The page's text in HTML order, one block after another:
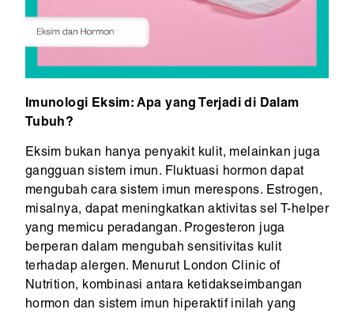
Imunologi Eksim: Apa yang Terjadi di Dalam
Tubuh?
Eksim bukan hanya penyakit kulit, melainkan juga
gangguan sistem imun. Fluktuasi hormon dapat
mengubah cara sistem imun merespons. Estrogen,
misalnya, dapat meningkatkan aktivitas sel T-helper
yang memicu peradangan. Progesteron juga
berperan dalam mengubah sensitivitas kulit
terhadap alergen. Menurut London Clinic of
Nutrition, kombinasi antara ketidakseimbangan
hormon dan sistem imun hiperaktif inilah yang